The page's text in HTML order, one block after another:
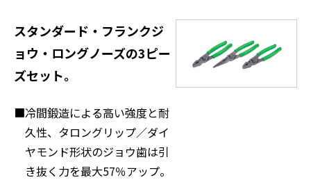
スタンダード・フランクジ
ョウ・ロングノーズの3ピー
ズセット。
冷間鍛造による高い強度と耐
久性、タロングリップ／ダイ
ヤモンド形状のジョウ歯は引
き抜く力を最大57％アップ。